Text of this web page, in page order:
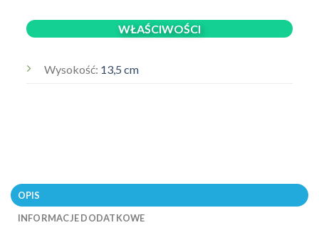
WŁAŚCIWOŚCI
Wysokość: 13,5 cm
OPIS
INFORMACJE DODATKOWE